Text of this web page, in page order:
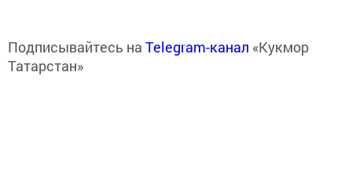
Подписывайтесь на Telegram-канал «Кукмор
Татарстан»